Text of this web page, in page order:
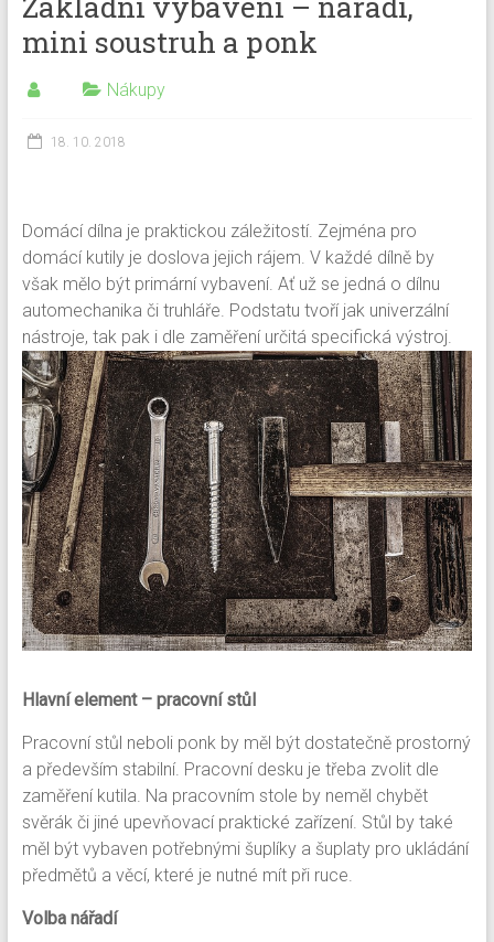
mini soustruh a ponk
Nákupy
18. 10. 2018
Domácí dílna je praktickou záležitostí. Zejména pro
domácí kutily je doslova jejich rájem. V každé dílně by
však mělo být primární vybavení. Ať už se jedná o dílnu
automechanika či truhláře. Podstatu tvoří jak univerzální
nástroje, tak pak i dle zaměření určitá specifická výstroj.
Hlavní element – pracovní stůl
Pracovní stůl neboli ponk by měl být dostatečně prostorný
a především stabilní. Pracovní desku je třeba zvolit dle
zaměření kutila. Na pracovním stole by neměl chybět
svěrák či jiné upevňovací praktické zařízení. Stůl by také
měl být vybaven potřebnými šuplíky a šuplaty pro ukládání
předmětů a věcí, které je nutné mít při ruce.
Volba nářadí